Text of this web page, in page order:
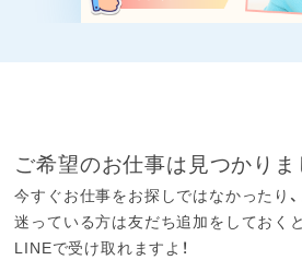
ご希望のお仕事は見つかりま
今すぐお仕事をお探しではなかったり
迷っている方は友だち追加をしておく
LINEで受け取れますよ！